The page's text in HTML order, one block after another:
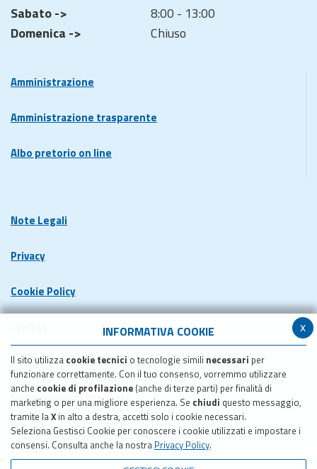
x
INFORMATIVA COOKIE
Il sito utilizza cookie tecnici o tecnologie simili necessari per
funzionare correttamente. Con il tuo consenso, vorremmo utilizzare
anche cookie di profilazione (anche di terze parti) per finalità di
marketing o per una migliore esperienza. Se chiudi questo messaggio,
tramite laX in alto a destra, accetti solo i cookie necessari.
Seleziona Gestisci Cookie per conoscere i cookie utilizzati e impostare i
consensi. Consulta anche la nostra Privacy Policy.
Sabato ->
8:00 - 13:00
Domenica ->
Chiuso
Amministrazione
Amministrazione trasparente
Albo pretorio on line
Note Legali
Privacy
Cookie Policy
Dichiarazione di accessibilita'
Meccanismo di feedback
Pubblicazione obiettivi di accessibilita'